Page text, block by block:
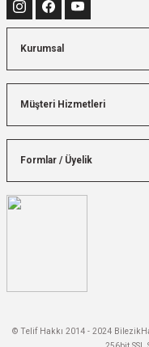
Kurumsal
Müşteri Hizmetleri
Formlar / Üyelik
© Telif Hakkı 2014 - 2024